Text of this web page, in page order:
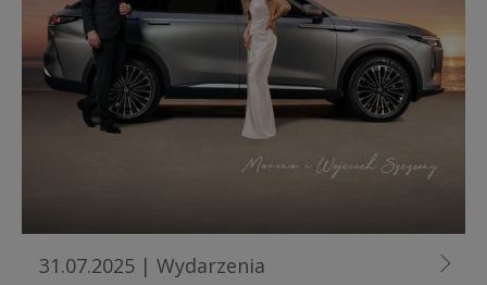
31.07.2025 | Wydarzenia